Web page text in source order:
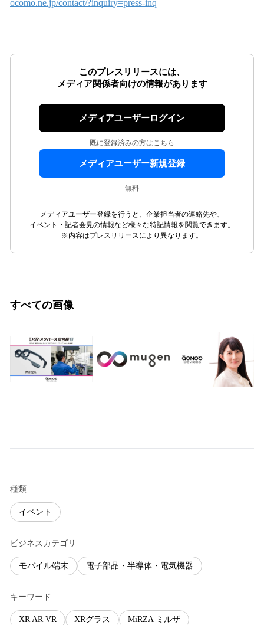
ocomo.ne.jp/contact/?inquiry=press-inq
このプレスリリースには、
メディア関係者向けの情報があります
メディアユーザーログイン
既に登録済みの方はこちら
メディアユーザー新規登録
無料
メディアユーザー登録を行うと、企業担当者の連絡先や、
イベント・記者会見の情報など様々な特記情報を閲覧できます。
※内容はプレスリリースにより異なります。
すべての画像
種類
イベント
ビジネスカテゴリ
モバイル端末 電子部品・半導体・電気機器
キーワード
XR AR VR XRグラス MiRZA ミルザ